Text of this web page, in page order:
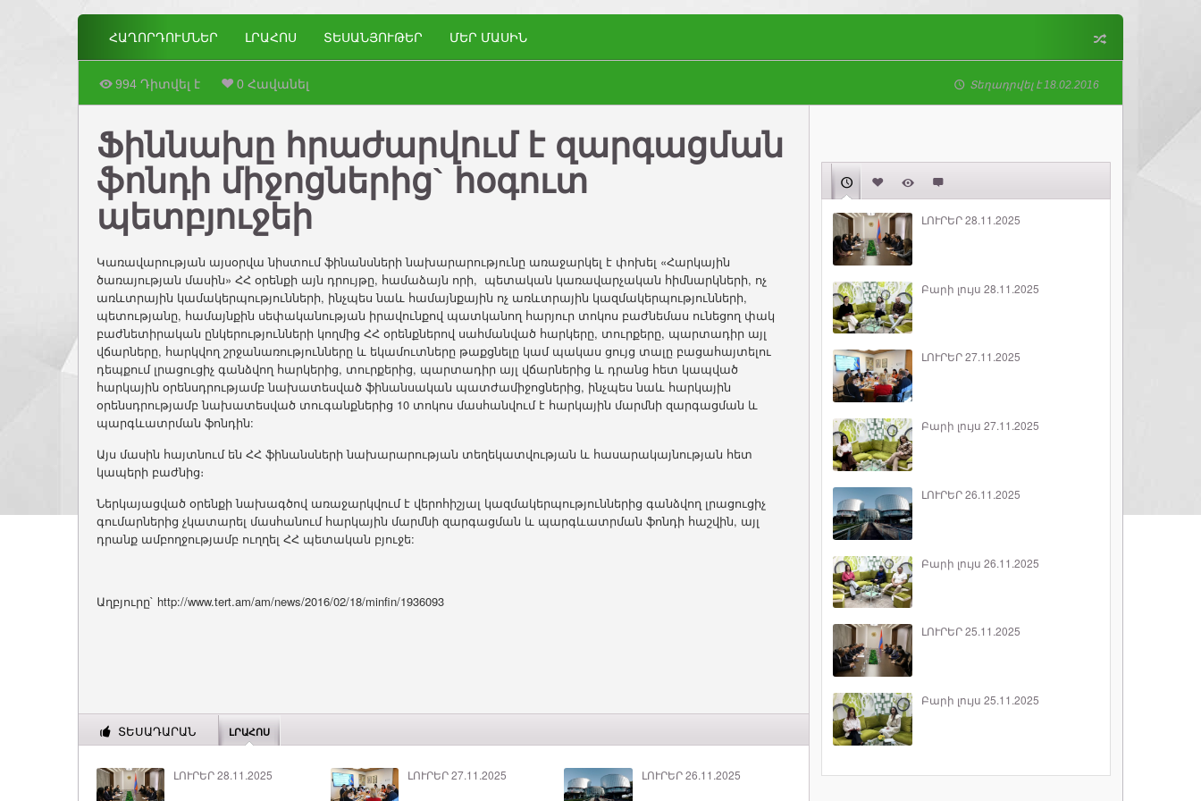
ՀԱՂՈՐԴՈՒՄՆԵՐ ԼՐԱՀՈՍ ՏԵՍԱՆՅՈՒԹԵՐ ՄԵՐ ՄԱՍԻՆ
994 Դիտվել է 0 Հավանել Տեղադրվել է 18.02.2016
Ֆիննախը հրաժարվում է զարգացման
ֆոնդի միջոցներից` հօգուտ
պետբյուջեի
Կառավարության այսօրվա նիստում ֆինանսների նախարարությունը առաջարկել է փոխել «Հարկային
ծառայության մասին» ՀՀ օրենքի այն դրույթը, համաձայն որի, պետական կառավարչական հիմնարկների, ոչ
առևտրային կամակերպությունների, ինչպես նաև համայնքային ոչ առևտրային կազմակերպությունների,
պետությանը, համայնքին սեփականության իրավունքով պատկանող հարյուր տոկոս բաժնեմաս ունեցող փակ
բաժնետիրական ընկերությունների կողմից ՀՀ օրենքներով սահմանված հարկերը, տուրքերը, պարտադիր այլ
վճարները, հարկվող շրջանառությունները և եկամուտները թաքցնելը կամ պակաս ցույց տալը բացահայտելու
դեպքում լրացուցիչ գանձվող հարկերից, տուրքերից, պարտադիր այլ վճարներից և դրանց հետ կապված
հարկային օրենսդրությամբ նախատեսված ֆինանսական պատժամիջոցներից, ինչպես նաև հարկային
օրենսդրությամբ նախատեսված տուգանքներից 10 տոկոս մասհանվում է հարկային մարմնի զարգացման և
պարգևատրման ֆոնդին:
Այս մասին հայտնում են ՀՀ ֆինանսների նախարարության տեղեկատվության և հասարակայնության հետ
կապերի բաժնից։
Ներկայացված օրենքի նախագծով առաջարկվում է վերոհիշյալ կազմակերպություններից գանձվող լրացուցիչ
գումարներից չկատարել մասհանում հարկային մարմնի զարգացման և պարգևատրման ֆոնդի հաշվին, այլ
դրանք ամբողջությամբ ուղղել ՀՀ պետական բյուջե:
Աղբյուրը` http://www.tert.am/am/news/2016/02/18/minfin/1936093
ՏԵՍԱԴԱՐԱՆ ԼՐԱՀՈՍ
ԼՈՒՐԵՐ 28.11.2025 ԼՈՒՐԵՐ 27.11.2025 ԼՈՒՐԵՐ 26.11.2025
ԼՈՒՐԵՐ 28.11.2025
Բարի լույս 28.11.2025
ԼՈՒՐԵՐ 27.11.2025
Բարի լույս 27.11.2025
ԼՈՒՐԵՐ 26.11.2025
Բարի լույս 26.11.2025
ԼՈՒՐԵՐ 25.11.2025
Բարի լույս 25.11.2025